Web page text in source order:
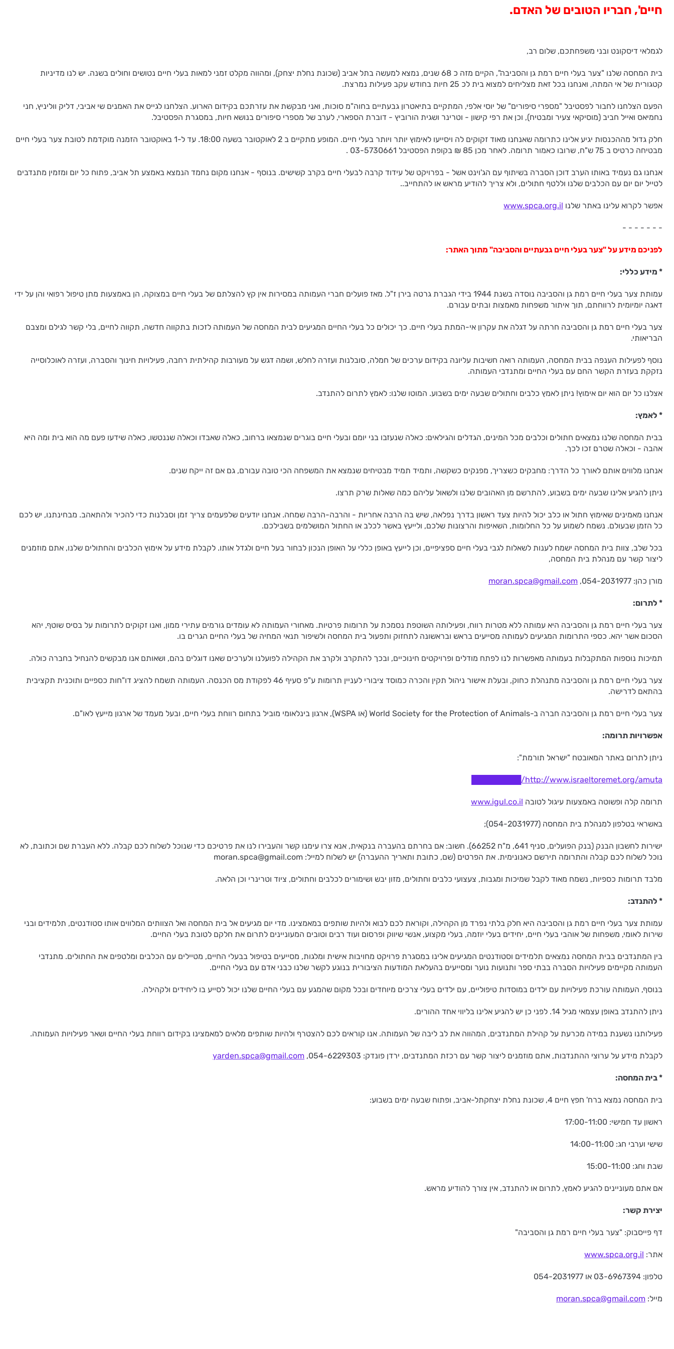
חיים', חבריו הטובים של האדם.
לגמלאי דיסקונט ובני משפחתכם, שלום רב,
בית המחסה שלנו "צער בעלי חיים רמת גן והסביבה", הקיים מזה כ 68 שנים, נמצא למעשה בתל אביב (שכונת נחלת יצחק), ומהווה מקלט זמני למאות בעלי חיים נטושים וחולים בשנה. יש לנו מדיניות
קטגורית של אי המתה, ואנחנו בכל זאת מצליחים למצוא בית לכ 25 חיות בחודש עקב פעילות נמרצת.
הפעם הצלחנו לחבור לפסטיבל "מספרי סיפורים" של יוסי אלפי, המתקיים בתיאטרון גבעתיים בחוה"מ סוכות, ואני מבקשת את עזרתכם בקידום הארוע. הצלחנו לגייס את האמנים שי אביבי, דליק ווליניץ, חני
נחמיאס ואייל חביב (מוסיקאי צעיר ומבטיח), וכן את רפי קישון - וטרינר ושגית הורוביץ - דוברת הספארי, לערב של מספרי סיפורים בנושא חיות, במסגרת הפסטיבל.
חלק גדול מההכנסות יגיע אלינו כתרומה שאנחנו מאוד זקוקים לה ויסייעו לאימוץ יותר ויותר בעלי חיים. המופע מתקיים ב 2 לאוקטובר בשעה 18:00. עד ל-1 באוקטובר הזמנה מוקדמת לטובת צער בעלי חיים
מבטיחה כרטיס ב 75 ש"ח, שרובו כאמור תרומה. לאחר מכן 85 ₪ בקופת הפסטיבל 03-5730661 .
אנחנו גם נעמיד באותו הערב דוכן הסברה בשיתוף עם הג'וינט אשל - בפרויקט של עידוד קרבה לבעלי חיים בקרב קשישים. בנוסף - אנחנו מקום נחמד הנמצא באמצע תל אביב, פתוח כל יום ומזמין מתנדבים
לטייל יום יום עם הכלבים שלנו וללטף חתולים, ולא צריך להודיע מראש או להתחייב..
אפשר לקרוא עלינו באתר שלנו www.spca.org.il
- - - - - - -
לפניכם מידע על "צער בעלי חיים גבעתיים והסביבה" מתוך האתר:
* מידע כללי:
עמותת צער בעלי חיים רמת גן והסביבה נוסדה בשנת 1944 בידי הגברת גרטה בירן ז"ל. מאז פועלים חברי העמותה במסירות אין קץ להצלתם של בעלי חיים במצוקה, הן באמצעות מתן טיפול רפואי והן על ידי
דאגה יומיומית לרווחתם, תוך איתור משפחות מאמצות ובתים עבורם.
צער בעלי חיים רמת גן והסביבה חרתה על דגלה את עקרון אי-המתת בעלי חיים. כך יכולים כל בעלי החיים המגיעים לבית המחסה של העמותה לזכות בתקווה חדשה, תקווה לחיים, בלי קשר לגילם ומצבם
הבריאותי.
נוסף לפעילות הענפה בבית המחסה, העמותה רואה חשיבות עליונה בקידום ערכים של חמלה, סובלנות ועזרה לחלש, ושמה דגש על מעורבות קהילתית רחבה, פעילויות חינוך והסברה, ועזרה לאוכלוסייה
נזקקת בעזרת הקשר החם עם בעלי החיים ומתנדבי העמותה.
אצלנו כל יום הוא יום אימוץ! ניתן לאמץ כלבים וחתולים שבעה ימים בשבוע. המוטו שלנו: לאמץ לתרום להתנדב.
* לאמץ:
בבית המחסה שלנו נמצאים חתולים וכלבים מכל המינים, הגדלים והגילאים: כאלה שנעזבו בני יומם ובעלי חיים בוגרים שנמצאו ברחוב, כאלה שאבדו וכאלה שננטשו, כאלה שידעו פעם מה הוא בית ומה היא
אהבה - וכאלה שטרם זכו לכך.
אנחנו מלווים אותם לאורך כל הדרך: מחבקים כשצריך, מפנקים כשקשה, ותמיד תמיד מבטיחים שנמצא את המשפחה הכי טובה עבורם, גם אם זה ייקח שנים.
ניתן להגיע אלינו שבעה ימים בשבוע, להתרשם מן האהובים שלנו ולשאול עליהם כמה שאלות שרק תרצו.
אנחנו מאמינים שאימוץ חתול או כלב יכול להיות צעד ראשון בדרך נפלאה, שיש בה הרבה אחריות - והרבה-הרבה שמחה. אנחנו יודעים שלפעמים צריך זמן וסבלנות כדי להכיר ולהתאהב. מבחינתנו, יש לכם
כל הזמן שבעולם. נשמח לשמוע על כל החלומות, השאיפות והרצונות שלכם, ולייעץ באשר לכלב או החתול המושלמים בשבילכם.
בכל שלב, צוות בית המחסה ישמח לענות לשאלות לגבי בעלי חיים ספציפיים, וכן לייעץ באופן כללי על האופן הנכון לבחור בעל חיים ולגדל אותו. לקבלת מידע על אימוץ הכלבים והחתולים שלנו, אתם מוזמנים
ליצור קשר עם מנהלת בית המחסה,
מורן כהן: 054-2031977, moran.spca@gmail.com
* לתרום:
צער בעלי חיים רמת גן והסביבה היא עמותה ללא מטרות רווח, ופעילותה השוטפת נסמכת על תרומות פרטיות. מאחורי העמותה לא עומדים גורמים עתירי ממון, ואנו זקוקים לתרומות על בסיס שוטף, יהא
הסכום אשר יהא. כספי התרומות המגיעים לעמותה מסייעים בראש ובראשונה לתחזוק ותפעול בית המחסה ולשיפור תנאי המחיה של בעלי החיים הגרים בו.
תמיכות נוספות המתקבלות בעמותה מאפשרות לנו לפתח מודלים ופרויקטים חינוכיים, ובכך להתקרב ולקרב את הקהילה לפועלנו ולערכים שאנו דוגלים בהם, ושאותם אנו מבקשים להנחיל בחברה כולה.
צער בעלי חיים רמת גן והסביבה מתנהלת כחוק, ובעלת אישור ניהול תקין והכרה כמוסד ציבורי לעניין תרומות ע"פ סעיף 46 לפקודת מס הכנסה. העמותה תשמח להציג דו"חות כספיים ותוכנית תקציבית
בהתאם לדרישה.
צער בעלי חיים רמת גן והסביבה חברה ב-World Society for the Protection of Animals (או WSPA), ארגון בינלאומי מוביל בתחום רווחת בעלי חיים, ובעל מעמד של ארגון מייעץ לאו"ם.
אפשרויות תרומה:
ניתן לתרום באתר המאובטח "ישראל תורמת":
http://www.israeltoremet.org/amuta/█████████
תרומה קלה ופשוטה באמצעות עיגול לטובה www.igul.co.il
באשראי בטלפון למנהלת בית המחסה (054-2031977);
ישירות לחשבון הבנק (בנק הפועלים, סניף 641, מ"ח 66252). חשוב: אם בחרתם בהעברה בנקאית, אנא צרו עימנו קשר והעבירו לנו את פרטיכם כדי שנוכל לשלוח לכם קבלה. ללא העברת שם וכתובת, לא
נוכל לשלוח לכם קבלה והתרומה תירשם כאנונימית. את הפרטים (שם, כתובת ותאריך ההעברה) יש לשלוח למייל: moran.spca@gmail.com
מלבד תרומות כספיות, נשמח מאוד לקבל שמיכות ומגבות, צעצועי כלבים וחתולים, מזון יבש ושימורים לכלבים וחתולים, ציוד וטרינרי וכן הלאה.
* להתנדב:
עמותת צער בעלי חיים רמת גן והסביבה היא חלק בלתי נפרד מן הקהילה, וקוראת לכם לבוא ולהיות שותפים במאמצינו. מדי יום מגיעים אל בית המחסה ואל הצוותים המלווים אותו סטודנטים, תלמידים ובני
שירות לאומי, משפחות של אוהבי בעלי חיים, יחידים בעלי יוזמה, בעלי מקצוע, אנשי שיווק ופרסום ועוד רבים וטובים המעוניינים לתרום את חלקם לטובת בעלי החיים.
בין המתנדבים בבית המחסה נמצאים תלמידים וסטודנטים המגיעים אלינו במסגרת פרויקט מחויבות אישית ומלגות, מסייעים בטיפול בבעלי החיים, מטיילים עם הכלבים ומלטפים את החתולים. מתנדבי
העמותה מקיימים פעילויות הסברה בבתי ספר ותנועות נוער ומסייעים בהעלאת המודעות הציבורית בנוגע לקשר שלנו כבני אדם עם בעלי החיים.
בנוסף, העמותה עורכת פעילויות עם ילדים במוסדות טיפוליים, עם ילדים בעלי צרכים מיוחדים ובכל מקום שהמגע עם בעלי החיים שלנו יכול לסייע בו ליחידים ולקהילה.
ניתן להתנדב באופן עצמאי מגיל 14. לפני כן יש להגיע אלינו בליווי אחד ההורים.
פעילותנו נשענת במידה מכרעת על קהילת המתנדבים, המהווה את לב ליבה של העמותה. אנו קוראים לכם להצטרף ולהיות שותפים מלאים למאמצינו בקידום רווחת בעלי החיים ושאר פעילויות העמותה.
לקבלת מידע על ערוצי ההתנדבות, אתם מוזמנים ליצור קשר עם רכזת המתנדבים, ירדן פונדק: 054-6229303, yarden.spca@gmail.com
* בית המחסה:
בית המחסה נמצא ברח' חפץ חיים 4, שכונת נחלת יצחקתל-אביב, ופתוח שבעה ימים בשבוע:
ראשון עד חמישי: 17:00-11:00
שישי וערבי חג: 14:00-11:00
שבת וחג: 15:00-11:00
אם אתם מעוניינים להגיע לאמץ, לתרום או להתנדב, אין צורך להודיע מראש.
יצירת קשר:
דף פייסבוק: "צער בעלי חיים רמת גן והסביבה"
אתר: www.spca.org.il
טלפון: 03-6967394 או 054-2031977
מייל: moran.spca@gmail.com